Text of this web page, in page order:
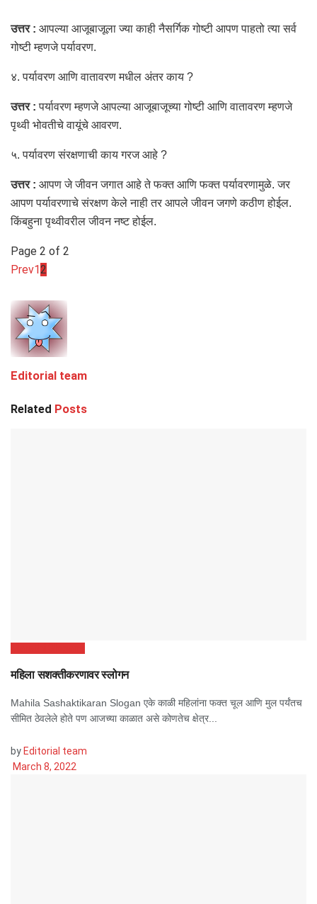
उत्तर : आपल्या आजूबाजूला ज्या काही नैसर्गिक गोष्टी आपण पाहतो त्या सर्व
गोष्टी म्हणजे पर्यावरण.
४. पर्यावरण आणि वातावरण मधील अंतर काय ?
उत्तर : पर्यावरण म्हणजे आपल्या आजूबाजूच्या गोष्टी आणि वातावरण म्हणजे
पृथ्वी भोवतीचे वायूंचे आवरण.
५. पर्यावरण संरक्षणाची काय गरज आहे ?
उत्तर : आपण जे जीवन जगात आहे ते फक्त आणि फक्त पर्यावरणामुळे. जर
आपण पर्यावरणाचे संरक्षण केले नाही तर आपले जीवन जगणे कठीण होईल.
किंबहुना पृथ्वीवरील जीवन नष्ट होईल.
Page 2 of 2
Prev12
Editorial team
Related Posts
महिला सशक्तीकरणावर स्लोगन
Mahila Sashaktikaran Slogan एके काळी महिलांना फक्त चूल आणि मुल पर्यंतच
सीमित ठेवलेले होते पण आजच्या काळात असे कोणतेच क्षेत्र...
by Editorial team
March 8, 2022